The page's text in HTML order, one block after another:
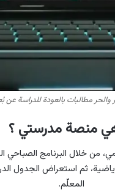
والحر مطالبات بالعودة للدراسة عن
منصة مدرستي ؟
من خلال البرنامج الصباحي
ثم استعراض الجدول
المعلّم.